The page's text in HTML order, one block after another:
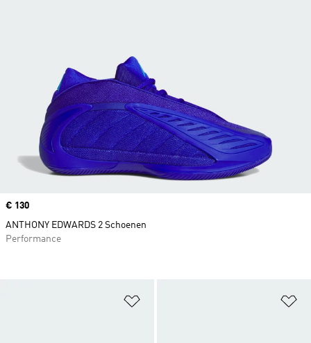
Price
€ 130
ANTHONY EDWARDS 2 Schoenen
Performance